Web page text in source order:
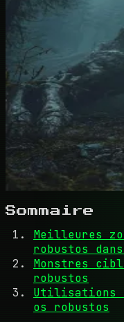
Sommaire
Meilleures
robustos
Monstres
robustos
Utilisations
os robustos